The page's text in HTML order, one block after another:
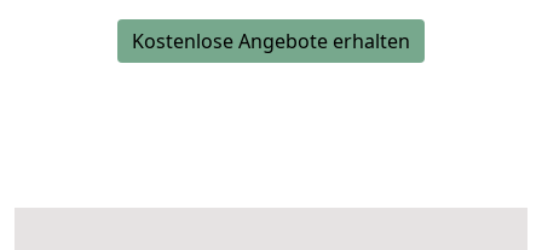
Kostenlose Angebote erhalten